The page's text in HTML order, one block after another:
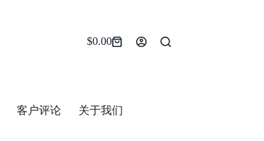
Shopping
$0.00
客户评论 关于我们